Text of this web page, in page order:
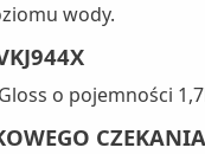
wody.
o pojemności